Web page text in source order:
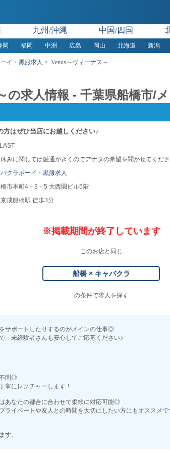
九州/沖縄 中国/四国
岡 福岡 中洲 広島 岡山 北海道 新潟
イ・黒服求人 Venus～ヴィーナス～
の求人情報 - 千葉県船橋市/
はぜひ当店にお越しください♪
休みに関しては融通がきくのでアナタの希望を聞かせてくだ
クラボーイ・黒服求人
市本町4－3－5 大西園ビル5階
成船橋駅 徒歩3分
※掲載期間が終了しています
このお店と同じ
船橋 × キャバクラ
の条件で求人を探す
サポートしたりするのがメインの仕事◎
、未経験者さんも安心してご応募ください♪
不問◎
寧にレクチャーします！
あなたの都合に合わせて柔軟に対応可能◎
ライベートや友人との時間を大切にしたい方にもオススメで
す。